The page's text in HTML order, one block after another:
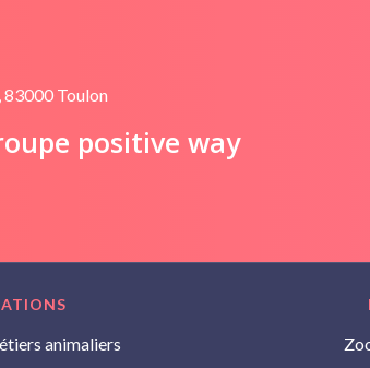
83000 Toulon
positive way
animaliers